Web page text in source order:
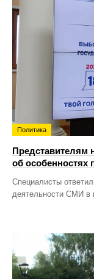
Политика
Представителям
об особенностях
Специалисты
деятельности СМИ в